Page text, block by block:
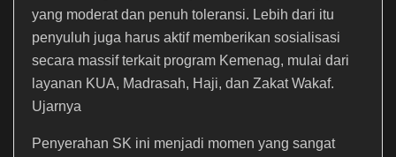
yang moderat dan penuh toleransi. Lebih dari itu
penyuluh juga harus aktif memberikan sosialisasi
secara massif terkait program Kemenag, mulai dari
layanan KUA, Madrasah, Haji, dan Zakat Wakaf.
Ujarnya
Penyerahan SK ini menjadi momen yang sangat